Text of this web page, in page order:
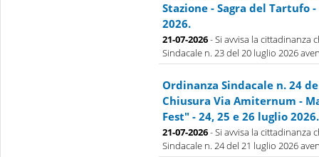
Stazione - Sagra del Tartufo
2026.
21-07-2026- Si avvisa la cittadinanza
Sindacale n. 23 del 20 luglio 2026
Ordinanza Sindacale n. 24
Chiusura Via Amiternum -
Fest" - 24, 25 e 26 luglio 2026.
21-07-2026- Si avvisa la cittadinanza
Sindacale n. 24 del 21 luglio 2026